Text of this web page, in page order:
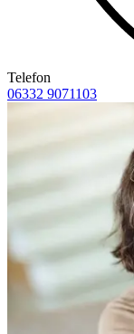
Telefon
06332 9071103